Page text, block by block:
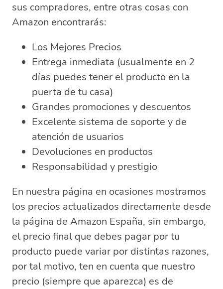
sus compradores, entre otras cosas con
Amazon encontrarás:
Los Mejores Precios
Entrega inmediata (usualmente en 2
días puedes tener el producto en la
puerta de tu casa)
Grandes promociones y descuentos
Excelente sistema de soporte y de
atención de usuarios
Devoluciones en productos
Responsabilidad y prestigio
En nuestra página en ocasiones mostramos
los precios actualizados directamente desde
la página de Amazon España, sin embargo,
el precio final que debes pagar por tu
producto puede variar por distintas razones,
por tal motivo, ten en cuenta que nuestro
precio (siempre que aparezca) es de